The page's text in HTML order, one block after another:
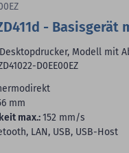
-
Modell mit
D0EE00EZ
mm
max.:152 mm/s
LAN, USB, USB-Host